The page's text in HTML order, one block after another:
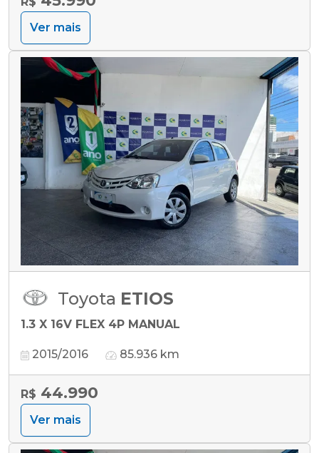
Ver mais
Toyota ETIOS
1.3 X 16V FLEX 4P MANUAL
2015/2016 85.936 km
R$ 44.990
Ver mais